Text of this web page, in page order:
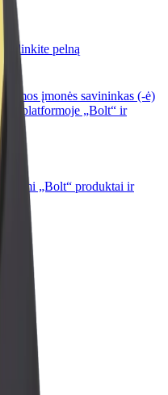
pelną
įmonės savininkas (-ė)
platformoje „Bolt“ ir
„Bolt“ produktai ir